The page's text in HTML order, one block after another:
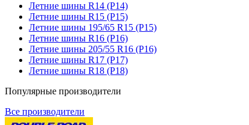
Летние шины R14 (Р14)
Летние шины R15 (Р15)
Летние шины 195/65 R15 (Р15)
Летние шины R16 (Р16)
Летние шины 205/55 R16 (Р16)
Летние шины R17 (Р17)
Летние шины R18 (Р18)
Популярные производители
Все производители